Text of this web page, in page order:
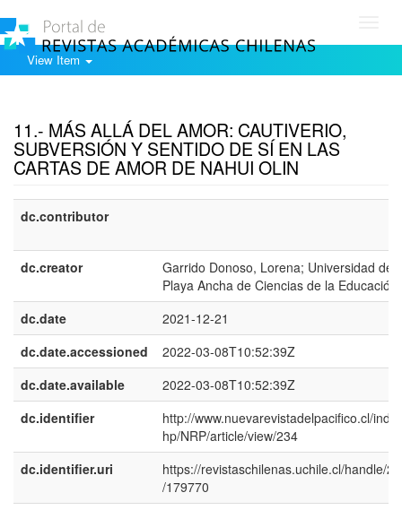
View Item
11.- MÁS ALLÁ DEL AMOR: CAUTIVERIO,
SUBVERSIÓN Y SENTIDO DE SÍ EN LAS
CARTAS DE AMOR DE NAHUI OLIN
dc.contributor
dc.creator
Garrido Donoso, Lorena; Universidad de
Playa Ancha de Ciencias de la Educación.
dc.date
2021-12-21
dc.date.accessioned
2022-03-08T10:52:39Z
dc.date.available
2022-03-08T10:52:39Z
dc.identifier
http://www.nuevarevistadelpacifico.cl/
hp/NRP/article/view/234
dc.identifier.uri
https://revistaschilenas.uchile.cl/handle/
/179770